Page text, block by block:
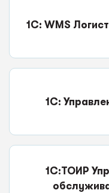
1С: WMS
1С:
1С:ТОИР